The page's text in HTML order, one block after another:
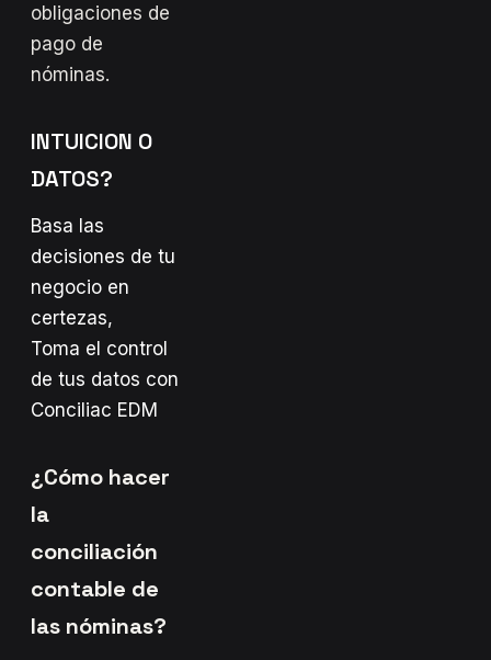
obligaciones de
pago de
nóminas.
INTUICION O
DATOS?
Basa las
decisiones de tu
negocio en
certezas,
Toma el control
de tus datos con
Conciliac EDM
¿Cómo hacer
la
conciliación
contable de
las nóminas?